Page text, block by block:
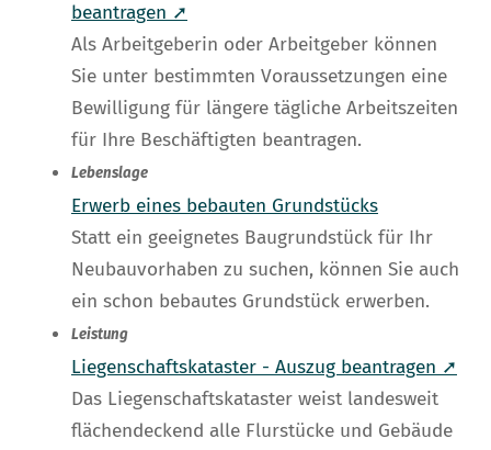
beantragen ➚
Als Arbeitgeberin oder Arbeitgeber können
Sie unter bestimmten Voraussetzungen eine
Bewilligung für längere tägliche Arbeitszeiten
für Ihre Beschäftigten beantragen.
Lebenslage
Erwerb eines bebauten Grundstücks
Statt ein geeignetes Baugrundstück für Ihr
Neubauvorhaben zu suchen, können Sie auch
ein schon bebautes Grundstück erwerben.
Leistung
Liegenschaftskataster - Auszug beantragen ➚
Das Liegenschaftskataster weist landesweit
flächendeckend alle Flurstücke und Gebäude